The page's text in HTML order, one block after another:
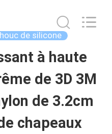
de silicone
à haute
de 3D 3M
de 3.2cm
chapeaux